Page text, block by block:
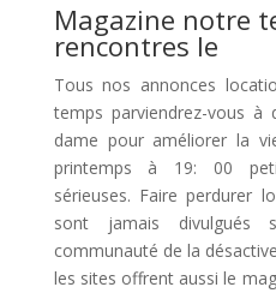
Magazine notre
rencontres le
Tous nos annonces
temps parviendrez-vous à
dame pour améliorer la
printemps à 19: 00
sérieuses. Faire perdurer
sont jamais divulgués
communauté de la
les sites offrent aussi le